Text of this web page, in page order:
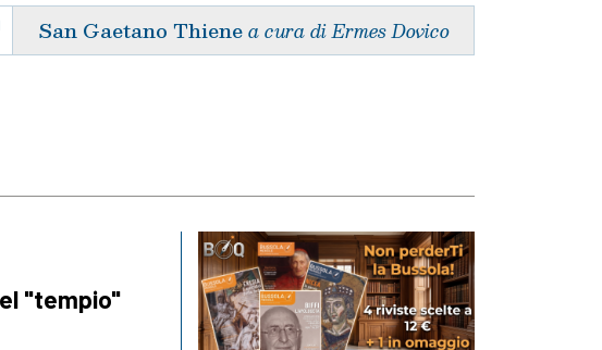
San Gaetano Thiene a cura di Ermes Dovico
"tempio"